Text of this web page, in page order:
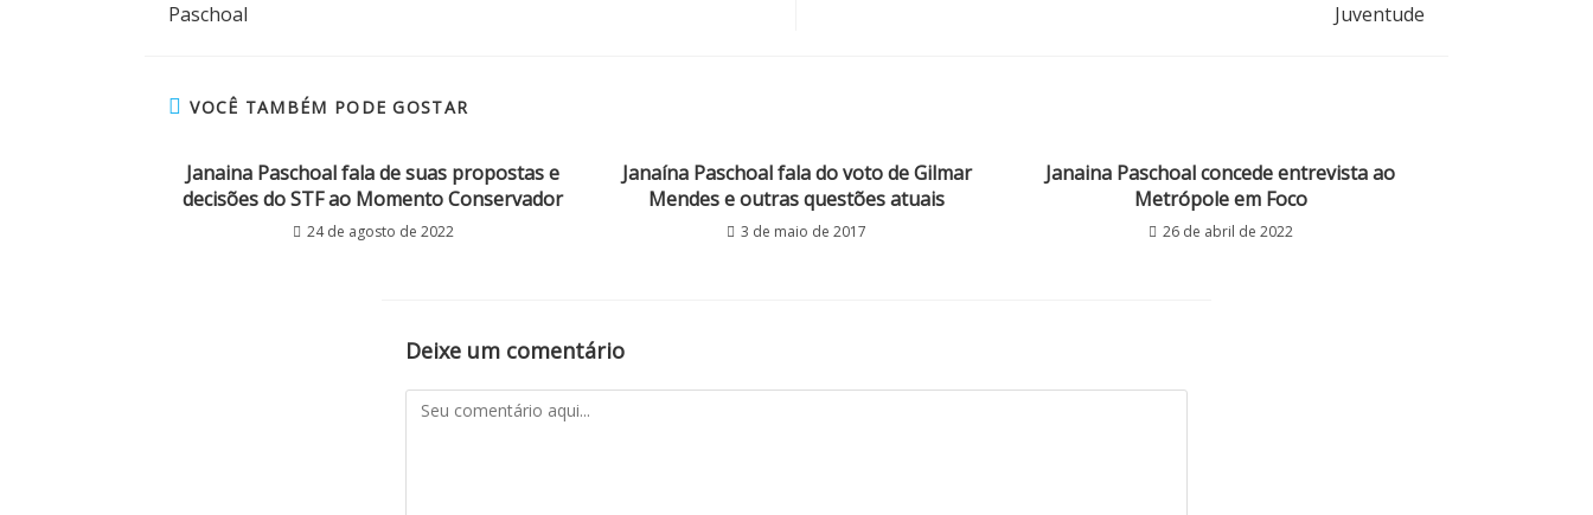
Paschoal
Juventude
VOCÊ TAMBÉM PODE GOSTAR
Janaina Paschoal fala de suas propostas e
decisões do STF ao Momento Conservador
24 de agosto de 2022
Janaína Paschoal fala do voto de Gilmar
Mendes e outras questões atuais
3 de maio de 2017
Janaina Paschoal concede entrevista ao
Metrópole em Foco
26 de abril de 2022
Deixe um comentário